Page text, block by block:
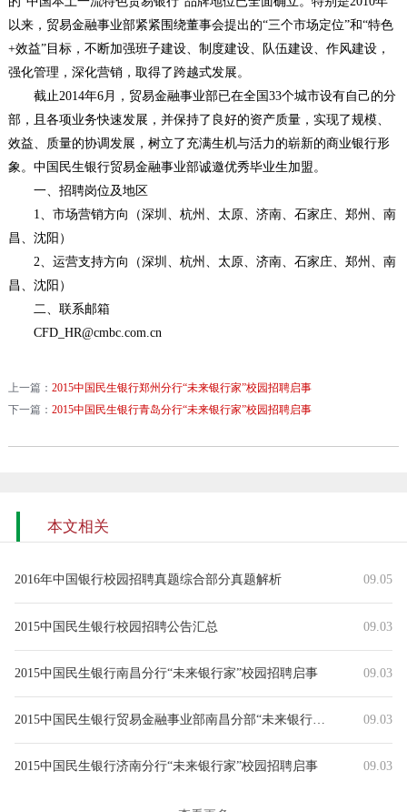
以来，贸易金融事业部紧紧围绕董事会提出的“三个市场定位”和“特色
+效益”目标，不断加强班子建设、制度建设、队伍建设、作风建设，
强化管理，深化营销，取得了跨越式发展。
截止2014年6月，贸易金融事业部已在全国33个城市设有自己的分
部，且各项业务快速发展，并保持了良好的资产质量，实现了规模、
效益、质量的协调发展，树立了充满生机与活力的崭新的商业银行形
象。中国民生银行贸易金融事业部诚邀优秀毕业生加盟。
一、招聘岗位及地区
1、市场营销方向（深圳、杭州、太原、济南、石家庄、郑州、南
昌、沈阳）
2、运营支持方向（深圳、杭州、太原、济南、石家庄、郑州、南
昌、沈阳）
二、联系邮箱
CFD_HR@cmbc.com.cn
上一篇： 2015中国民生银行郑州分行“未来银行家”校园招聘启事
下一篇： 2015中国民生银行青岛分行“未来银行家”校园招聘启事
本文相关
2016年中国银行校园招聘真题综合部分真题解析 09.05
2015中国民生银行校园招聘公告汇总 09.03
2015中国民生银行南昌分行“未来银行家”校园招聘启事 09.03
2015中国民生银行贸易金融事业部南昌分部“未来银行家”校园招聘启事
09.03
2015中国民生银行济南分行“未来银行家”校园招聘启事 09.03